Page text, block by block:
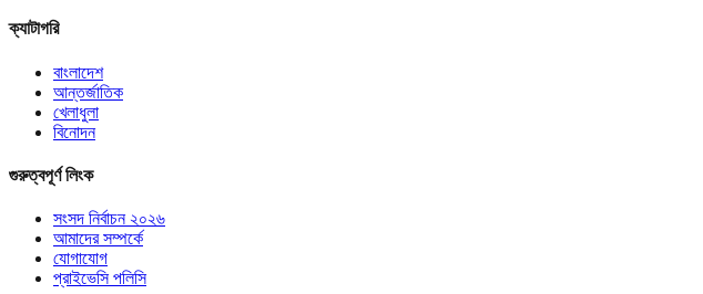
ক্যাটাগরি
বাংলাদেশ
আন্তর্জাতিক
খেলাধুলা
বিনোদন
গুরুত্বপূর্ণ লিংক
সংসদ নির্বাচন ২০২৬
আমাদের সম্পর্কে
যোগাযোগ
প্রাইভেসি পলিসি